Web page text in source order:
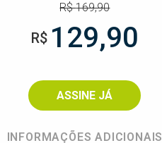
R$169,90
R$ 129,90
ASSINE JÁ
INFORMAÇÕES ADICIONAIS